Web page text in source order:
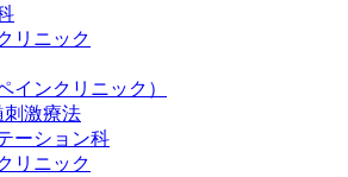
リニック
インクリニック）
刺激療法
ーション科
リニック